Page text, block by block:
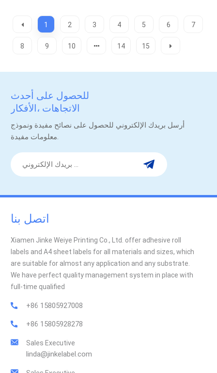
1 2 3 4 5 6 7
8 9 10 14 15
للحصول على أحدث
الاتجاهات ،الأفكار
أرسل بريدك الإلكتروني للحصول على نصائح مفيدة ونموذج
معلومات مفيدة.
اتصل بنا
Xiamen Jinke Weiye Printing Co., Ltd. offer adhesive roll
labels and A4 sheet labels for all materials and sizes, which
are suitable for almost any application and any substrate.
We have perfect quality management system in place with
full-time qualified
+86 15805927008
+86 15805928278
Sales Executive
linda@jinkelabel.com